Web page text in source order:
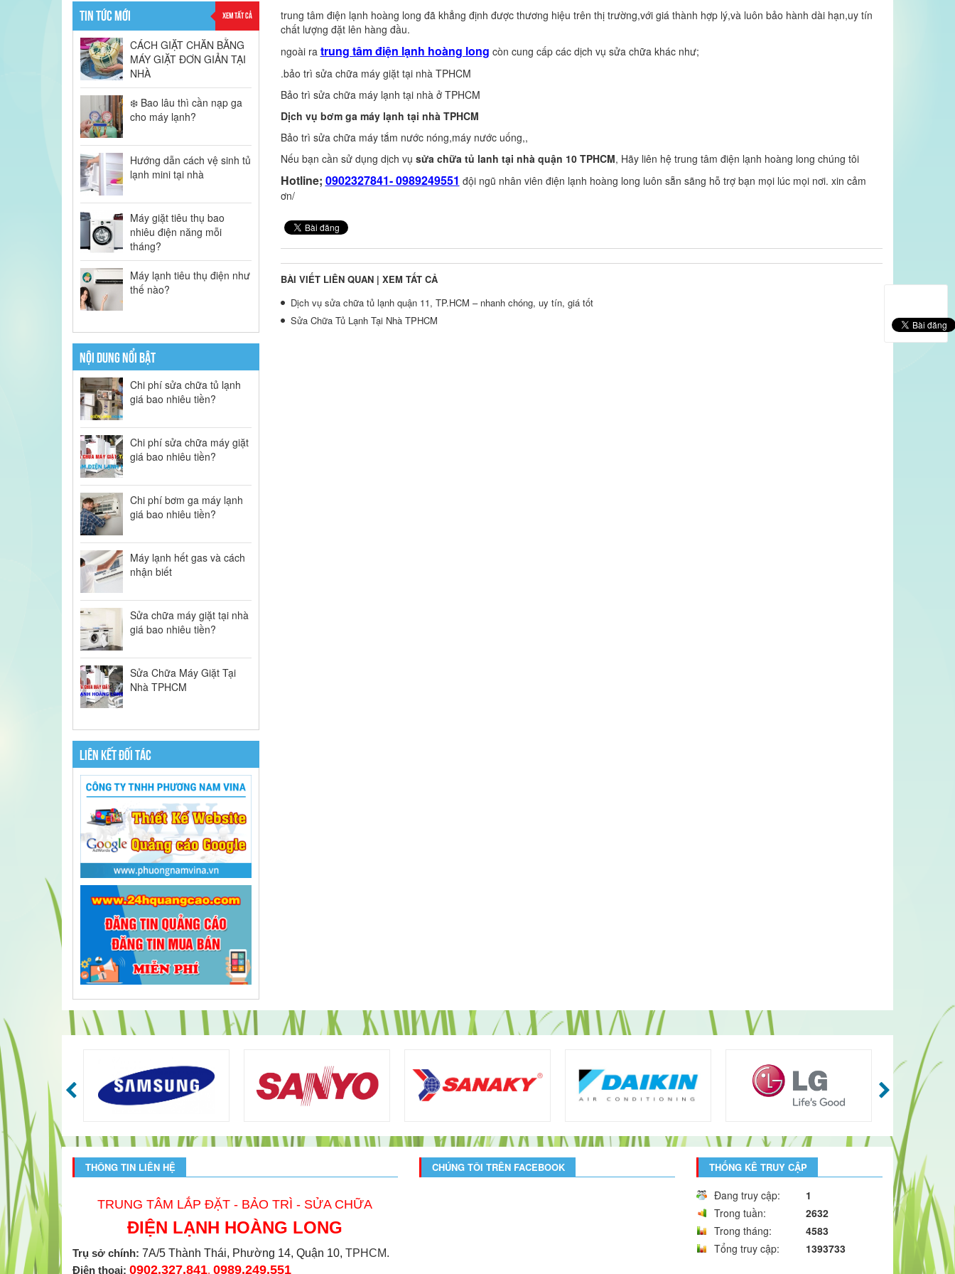
TIN TỨC MỚI XEM TẤT CẢ
CÁCH GIẶT CHĂN BẰNG
MÁY GIẶT ĐƠN GIẢN TẠI
NHÀ
❄️ Bao lâu thì cần nạp ga
cho máy lạnh?
Hướng dẫn cách vệ sinh tủ
lạnh mini tại nhà
Máy giặt tiêu thụ bao
nhiêu điện năng mỗi
tháng?
Máy lạnh tiêu thụ điện như
thế nào?
NỘI DUNG NỔI BẬT
Chi phí sửa chữa tủ lạnh
giá bao nhiêu tiền?
Chi phí sửa chữa máy giặt
giá bao nhiêu tiền?
Chi phí bơm ga máy lạnh
giá bao nhiêu tiền?
Máy lạnh hết gas và cách
nhận biết
Sửa chữa máy giặt tại nhà
giá bao nhiêu tiền?
Sửa Chữa Máy Giặt Tại
Nhà TPHCM
LIÊN KẾT ĐỐI TÁC
trung tâm điện lạnh hoàng long đã khẳng định được thương hiệu trên thị trường,với giá thành hợp lý,và luôn bảo hành dài hạn,uy tín
chất lượng đặt lên hàng đầu.
ngoài ra trung tâm điện lạnh hoàng long còn cung cấp các dịch vụ sửa chữa khác như;
.bảo trì sửa chữa máy giặt tại nhà TPHCM
Bảo trì sửa chữa máy lạnh tại nhà ở TPHCM
Dịch vụ bơm ga máy lạnh tại nhà TPHCM
Bảo trì sửa chữa máy tắm nước nóng,máy nước uống,,
Nếu bạn cần sử dụng dịch vụ sửa chữa tủ lanh tại nhà quận 10 TPHCM, Hãy liên hệ trung tâm điện lạnh hoàng long chúng tôi
Hotline; 0902327841- 0989249551 đội ngũ nhân viên điện lạnh hoàng long luôn sẵn sãng hỗ trợ bạn mọi lúc mọi nơi. xin cảm
ơn/
BÀI VIẾT LIÊN QUAN | XEM TẤT CẢ
Dịch vụ sửa chữa tủ lạnh quận 11, TP.HCM – nhanh chóng, uy tín, giá tốt
Sửa Chữa Tủ Lạnh Tại Nhà TPHCM
THÔNG TIN LIÊN HỆ
TRUNG TÂM LẮP ĐẶT - BẢO TRÌ - SỬA CHỮA
ĐIỆN LẠNH HOÀNG LONG
Trụ sở chính: 7A/5 Thành Thái, Phường 14, Quận 10, TPHCM.
Điện thoại: 0902.327.841, 0989.249.551
CHÚNG TÔI TRÊN FACEBOOK THỐNG KÊ TRUY CẬP
Đang truy cập:
1
Trong tuần:
2632
Trong tháng:
4583
Tổng truy cập:
1393733